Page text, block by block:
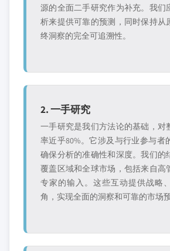
源的全面二手研究作为补充。我们
析来提供可靠的预测，同时保持从
终洞察的完全可追溯性。
2. 一手研究
一手研究是我们方法论的基础，对
率近乎80%。它涉及与行业参与者
确保分析的准确性和深度。我们的
覆盖区域和全球市场，包括来自高
专家的输入。这些互动提供战略
角，实现全面的洞察和可靠的市场预